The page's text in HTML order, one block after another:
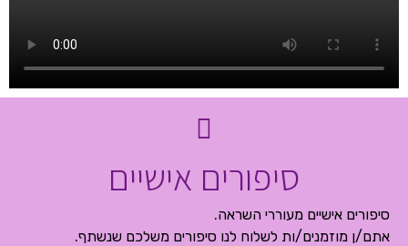
סיפורים אישיים
סיפורים אישיים מעוררי השראה​.
אתם/ן מוזמנים/ות לשלוח לנו סיפורים משלכם שנשתף.